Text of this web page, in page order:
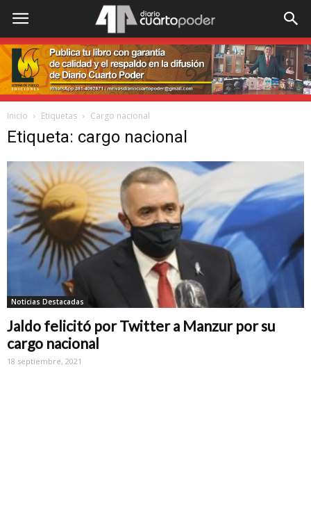
Inicio Etiquetas Cargo nacional
Etiqueta: cargo nacional
Noticias Destacadas
Jaldo felicitó por Twitter a Manzur por su
cargo nacional
18 septiembre, 2021